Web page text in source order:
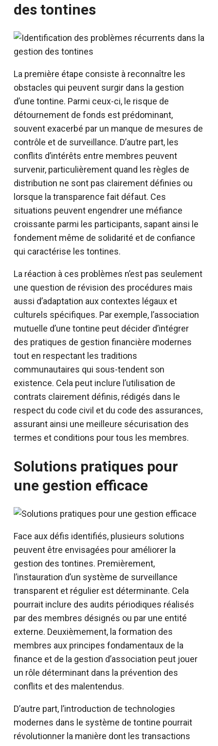
des tontines
La première étape consiste à reconnaître les
obstacles qui peuvent surgir dans la gestion
d’une tontine. Parmi ceux-ci, le risque de
détournement de fonds est prédominant,
souvent exacerbé par un manque de mesures de
contrôle et de surveillance. D’autre part, les
conflits d’intérêts entre membres peuvent
survenir, particulièrement quand les règles de
distribution ne sont pas clairement définies ou
lorsque la transparence fait défaut. Ces
situations peuvent engendrer une méfiance
croissante parmi les participants, sapant ainsi le
fondement même de solidarité et de confiance
qui caractérise les tontines.
La réaction à ces problèmes n’est pas seulement
une question de révision des procédures mais
aussi d’adaptation aux contextes légaux et
culturels spécifiques. Par exemple, l’association
mutuelle d’une tontine peut décider d’intégrer
des pratiques de gestion financière modernes
tout en respectant les traditions
communautaires qui sous-tendent son
existence. Cela peut inclure l’utilisation de
contrats clairement définis, rédigés dans le
respect du code civil et du code des assurances,
assurant ainsi une meilleure sécurisation des
termes et conditions pour tous les membres.
Solutions pratiques pour
une gestion efficace
Face aux défis identifiés, plusieurs solutions
peuvent être envisagées pour améliorer la
gestion des tontines. Premièrement,
l’instauration d’un système de surveillance
transparent et régulier est déterminante. Cela
pourrait inclure des audits périodiques réalisés
par des membres désignés ou par une entité
externe. Deuxièmement, la formation des
membres aux principes fondamentaux de la
finance et de la gestion d’association peut jouer
un rôle déterminant dans la prévention des
conflits et des malentendus.
D’autre part, l’introduction de technologies
modernes dans le système de tontine pourrait
révolutionner la manière dont les transactions